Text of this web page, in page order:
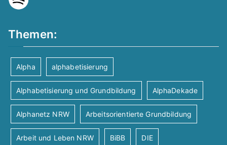
Themen:
Alpha alphabetisierung
Alphabetisierung und Grundbildung AlphaDekade
Alphanetz NRW Arbeitsorientierte Grundbildung
Arbeit und Leben NRW BiBB DIE